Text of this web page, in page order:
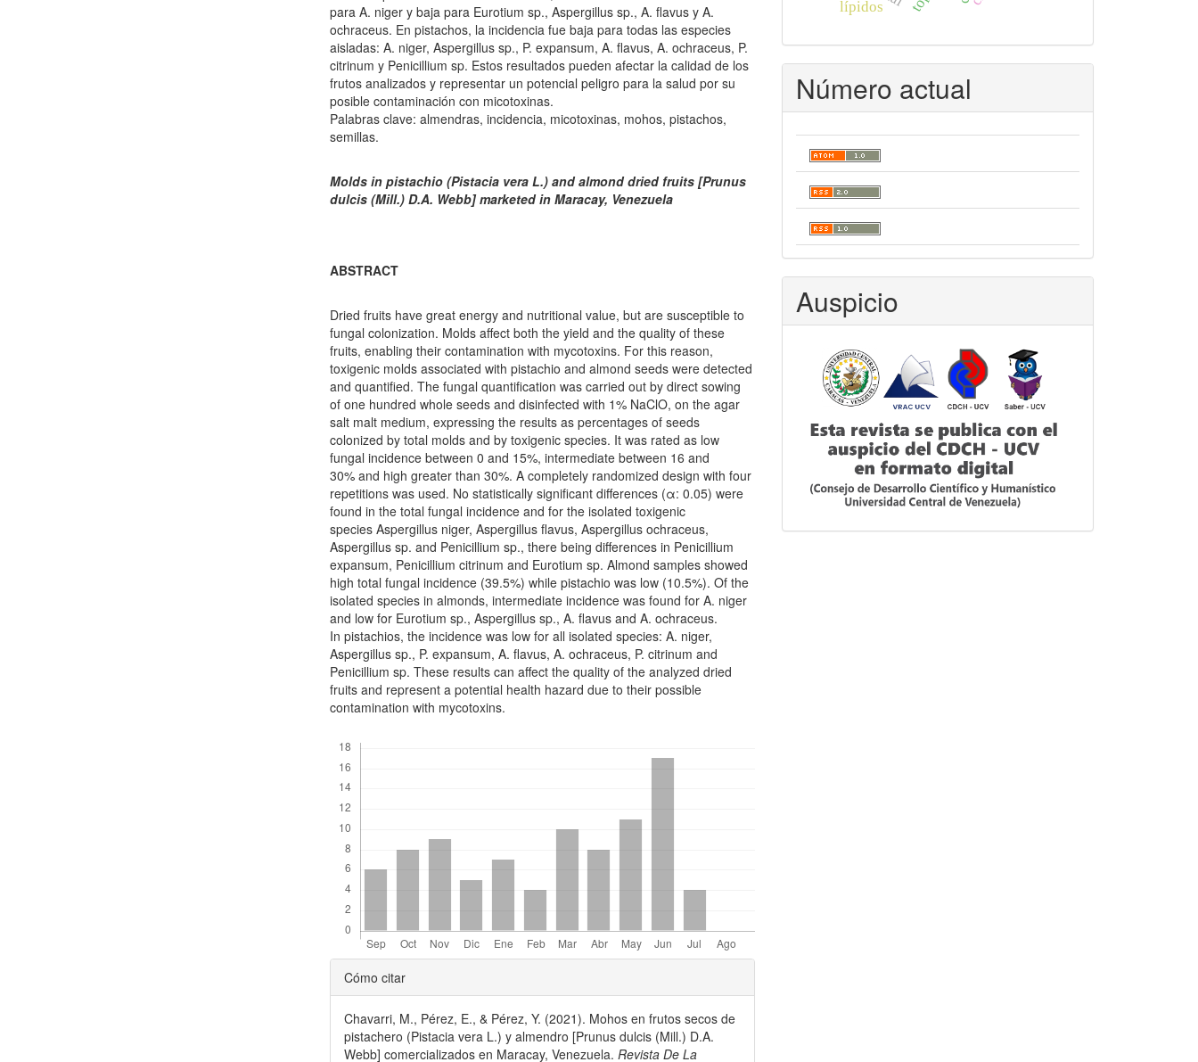
para A. niger y baja para Eurotium sp., Aspergillus sp., A. flavus y A.
ochraceus. En pistachos, la incidencia fue baja para todas las especies
aisladas: A. niger, Aspergillus sp., P. expansum, A. flavus, A. ochraceus, P.
citrinum y Penicillium sp. Estos resultados pueden afectar la calidad de los
frutos analizados y representar un potencial peligro para la salud por su
posible contaminación con micotoxinas.
Palabras clave: almendras, incidencia, micotoxinas, mohos, pistachos,
semillas.
Molds in pistachio (Pistacia vera L.) and almond dried fruits [Prunus
dulcis (Mill.) D.A. Webb] marketed in Maracay, Venezuela
ABSTRACT
Dried fruits have great energy and nutritional value, but are susceptible to
fungal colonization. Molds affect both the yield and the quality of these
fruits, enabling their contamination with mycotoxins. For this reason,
toxigenic molds associated with pistachio and almond seeds were detected
and quantified. The fungal quantification was carried out by direct sowing
of one hundred whole seeds and disinfected with 1% NaClO, on the agar
salt malt medium, expressing the results as percentages of seeds
colonized by total molds and by toxigenic species. It was rated as low
fungal incidence between 0 and 15%, intermediate between 16 and
30% and high greater than 30%. A completely randomized design with four
repetitions was used. No statistically significant differences (α: 0.05) were
found in the total fungal incidence and for the isolated toxigenic
species Aspergillus niger, Aspergillus flavus, Aspergillus ochraceus,
Aspergillus sp. and Penicillium sp., there being differences in Penicillium
expansum, Penicillium citrinum and Eurotium sp. Almond samples showed
high total fungal incidence (39.5%) while pistachio was low (10.5%). Of the
isolated species in almonds, intermediate incidence was found for A. niger
and low for Eurotium sp., Aspergillus sp., A. flavus and A. ochraceus.
In pistachios, the incidence was low for all isolated species: A. niger,
Aspergillus sp., P. expansum, A. flavus, A. ochraceus, P. citrinum and
Penicillium sp. These results can affect the quality of the analyzed dried
fruits and represent a potential health hazard due to their possible
contamination with mycotoxins.
Detalles
del
artículo
Cómo citar
Chavarri, M., Pérez, E., & Pérez, Y. (2021). Mohos en frutos secos de
pistachero (Pistacia vera L.) y almendro [Prunus dulcis (Mill.) D.A.
Webb] comercializados en Maracay, Venezuela.Revista De La
lípidos
Número actual
Auspicio